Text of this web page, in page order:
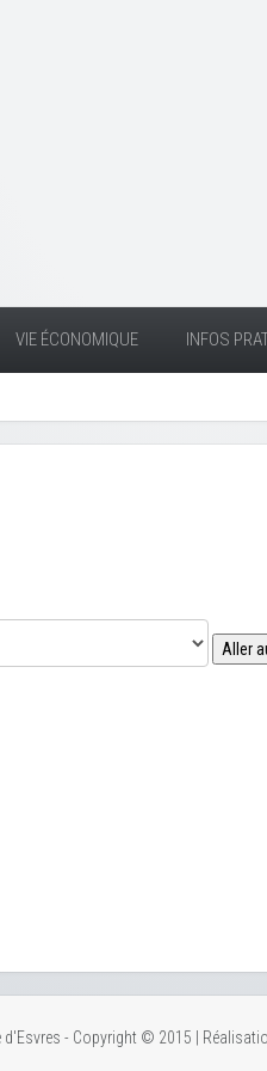
VIE ÉCONOMIQUE INFOS
Aller
d'Esvres - Copyright © 2015 |